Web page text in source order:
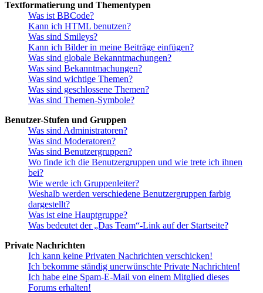
Textformatierung und Thementypen
Was ist BBCode?
Kann ich HTML benutzen?
Was sind Smileys?
Kann ich Bilder in meine Beiträge einfügen?
Was sind globale Bekanntmachungen?
Was sind Bekanntmachungen?
Was sind wichtige Themen?
Was sind geschlossene Themen?
Was sind Themen-Symbole?
Benutzer-Stufen und Gruppen
Was sind Administratoren?
Was sind Moderatoren?
Was sind Benutzergruppen?
Wo finde ich die Benutzergruppen und wie trete ich ihnen
bei?
Wie werde ich Gruppenleiter?
Weshalb werden verschiedene Benutzergruppen farbig
dargestellt?
Was ist eine Hauptgruppe?
Was bedeutet der „Das Team“-Link auf der Startseite?
Private Nachrichten
Ich kann keine Privaten Nachrichten verschicken!
Ich bekomme ständig unerwünschte Private Nachrichten!
Ich habe eine Spam-E-Mail von einem Mitglied dieses
Forums erhalten!